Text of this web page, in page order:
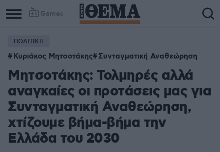
Games
ΠΟΛΙΤΙΚΗ
Κυριάκος Μητσοτάκης Συνταγματική Αναθεώρηση
Μητσοτάκης: Τολμηρές αλλά
αναγκαίες οι προτάσεις μας για
Συνταγματική Αναθεώρηση,
χτίζουμε βήμα-βήμα την
Ελλάδα του 2030